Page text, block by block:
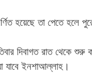
হয়েছে তা পেতে হলে
দিবাগত রাত থেকে
যাবে ইনশাআল্লাহ।